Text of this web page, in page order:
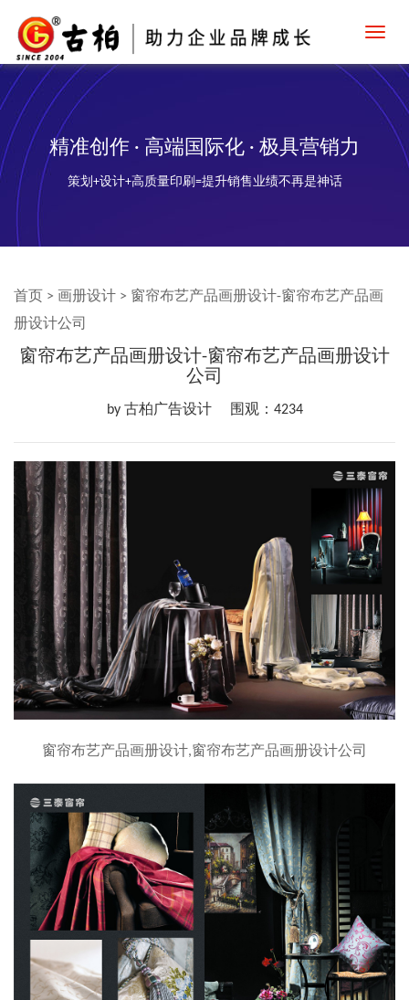
精准创作 · 高端国际化 · 极具营销力
策划+设计+高质量印刷=提升销售业绩不再是神话
首页 > 画册设计 > 窗帘布艺产品画册设计-窗帘布艺产品画
册设计公司
窗帘布艺产品画册设计-窗帘布艺产品画册设计
公司
by 古柏广告设计 围观：4234
窗帘布艺产品画册设计,窗帘布艺产品画册设计公司